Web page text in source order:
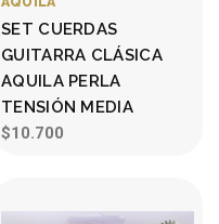
SET CUERDAS
GUITARRA CLÁSICA
AQUILA PERLA
TENSIÓN MEDIA
$10.700